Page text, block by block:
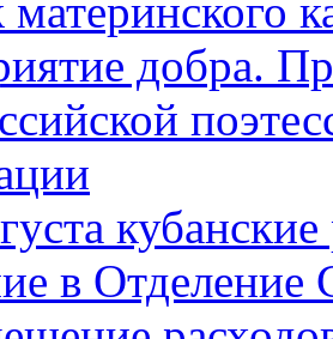
материнского
добра.
в